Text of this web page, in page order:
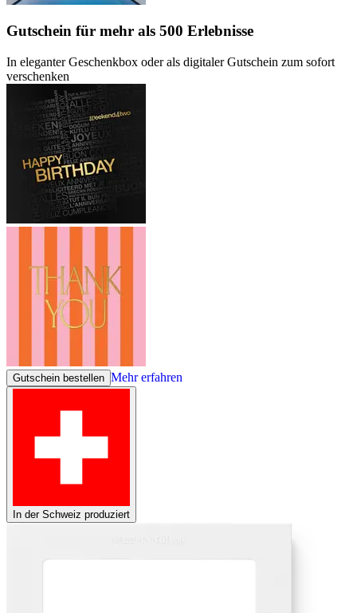
Gutschein für mehr als 500 Erlebnisse
In eleganter Geschenkbox oder als digitaler Gutschein zum sofort
verschenken
Gutschein bestellen Mehr erfahren
In der Schweiz produziert